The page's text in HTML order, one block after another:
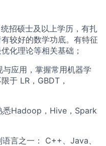
招硕士及以上学历，有扎
较好的数学功底。有特征
化理论等相关基础；
应用，掌握常用机器学
于 LR，GBDT，
悉Hadoop，Hive，Spark
言之一： C++、Java、